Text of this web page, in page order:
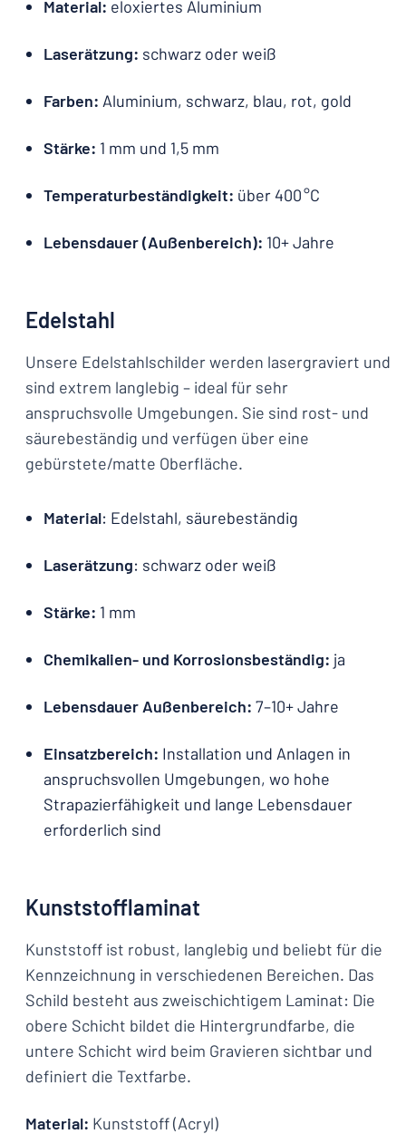
Material: eloxiertes Aluminium
Laserätzung: schwarz oder weiß
Farben: Aluminium, schwarz, blau, rot, gold
Stärke: 1 mm und 1,5 mm
Temperaturbeständigkeit: über 400 °C
Lebensdauer (Außenbereich): 10+ Jahre
Edelstahl
Unsere Edelstahlschilder werden lasergraviert und
sind extrem langlebig – ideal für sehr
anspruchsvolle Umgebungen. Sie sind rost- und
säurebeständig und verfügen über eine
gebürstete/matte Oberfläche.
Material: Edelstahl, säurebeständig
Laserätzung: schwarz oder weiß
Stärke: 1 mm
Chemikalien- und Korrosionsbeständig: ja
Lebensdauer Außenbereich: 7–10+ Jahre
Einsatzbereich: Installation und Anlagen in
anspruchsvollen Umgebungen, wo hohe
Strapazierfähigkeit und lange Lebensdauer
erforderlich sind
Kunststofflaminat
Kunststoff ist robust, langlebig und beliebt für die
Kennzeichnung in verschiedenen Bereichen. Das
Schild besteht aus zweischichtigem Laminat: Die
obere Schicht bildet die Hintergrundfarbe, die
untere Schicht wird beim Gravieren sichtbar und
definiert die Textfarbe.
Material: Kunststoff (Acryl)